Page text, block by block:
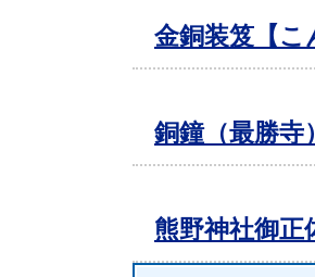
金銅装笈【こ
銅鐘（最勝寺
熊野神社御正